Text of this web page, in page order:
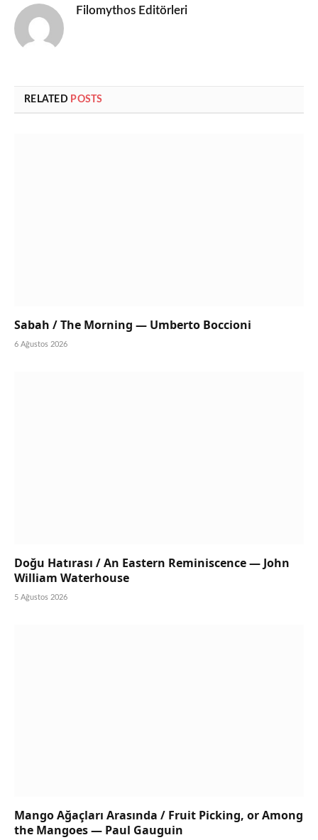
Filomythos Editörleri
RELATED POSTS
Sabah / The Morning — Umberto Boccioni
6 Ağustos 2026
Doğu Hatırası / An Eastern Reminiscence — John
William Waterhouse
5 Ağustos 2026
Mango Ağaçları Arasında / Fruit Picking, or Among
the Mangoes — Paul Gauguin